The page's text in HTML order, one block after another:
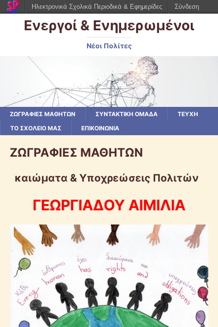
Ενεργοί & Ενημερωμένοι
Νέοι Πολίτες
ΖΩΓΡΑΦΙΕΣ ΜΑΘΗΤΩΝ ΣΥΝΤΑΚΤΙΚΗ ΟΜΑΔΑ
ΤΕΥΧΗ
ΤΟ ΣΧΟΛΕΙΟ ΜΑΣ
ΕΠΙΚΟΙΝΩΝΙΑ
ΖΩΓΡΑΦΙΕΣ ΜΑΘΗΤΩΝ
καιώματα & Υποχρεώσεις Πολιτών
ΓΕΩΡΓΙΑΔΟΥ ΑΙΜΙΛΙΑ
Ηλεκτρονικά Σχολικά Περιοδικά & Εφημερίδες Σύνδεση